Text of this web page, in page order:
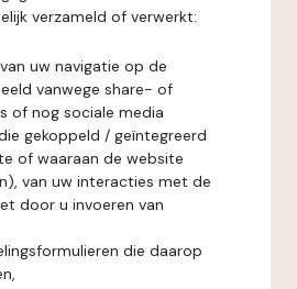
verzameld of verwerkt:
uw navigatie op de
vanwege share- of
of nog sociale media
gekoppeld / geïntegreerd
of waaraan de website
van uw interacties met de
door u invoeren van
die daarop